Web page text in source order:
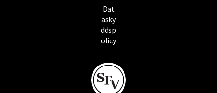
Dat
asky
ddsp
olicy